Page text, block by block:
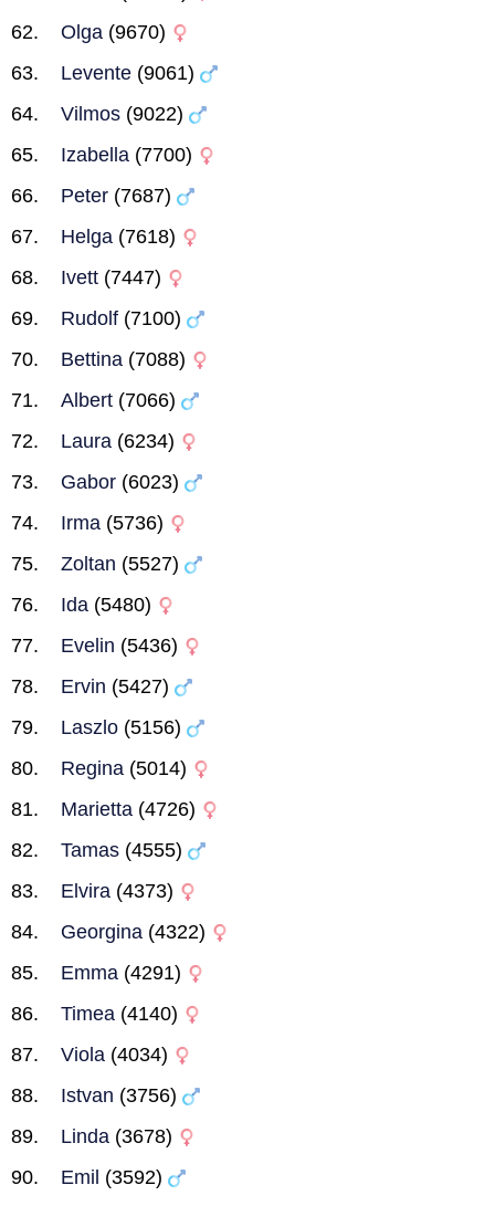
Olga (9670)
Levente (9061)
Vilmos (9022)
Izabella (7700)
Peter (7687)
Helga (7618)
Ivett (7447)
Rudolf (7100)
Bettina (7088)
Albert (7066)
Laura (6234)
Gabor (6023)
Irma (5736)
Zoltan (5527)
Ida (5480)
Evelin (5436)
Ervin (5427)
Laszlo (5156)
Regina (5014)
Marietta (4726)
Tamas (4555)
Elvira (4373)
Georgina (4322)
Emma (4291)
Timea (4140)
Viola (4034)
Istvan (3756)
Linda (3678)
Emil (3592)